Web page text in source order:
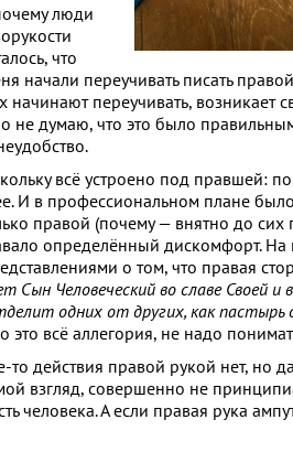
люди
что
начали переучивать писать
начинают переучивать,
не думаю, что это было
всё устроено под правшей:
И в профессиональном плане
правой (почему — внятно до
определённый дискомфорт.
о том, что правая
Сын Человеческий во славе Своей
одних от других, как
всё аллегория, не надо
действия правой рукой нет, но
взгляд, совершенно не
человека. А если правая рука